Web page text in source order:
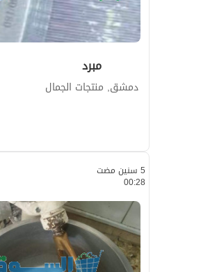
مبرد
دمشق, منتجات الجمال
5 سنين مضت
00:28